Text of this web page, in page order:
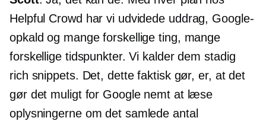
Helpful Crowd har vi udvidede uddrag, Google-
opkald og mange forskellige ting, mange
forskellige tidspunkter. Vi kalder dem stadig
rich snippets. Det, dette faktisk gør, er, at det
gør det muligt for Google nemt at læse
oplysningerne om det samlede antal